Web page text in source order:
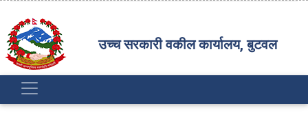
उच्च सरकारी वकील कार्यालय, बुटवल